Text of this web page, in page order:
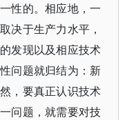
性的。相应地，一
决于生产力水平，
发现以及相应技术
问题就归结为：新
，要真正认识技术
问题，就需要对技